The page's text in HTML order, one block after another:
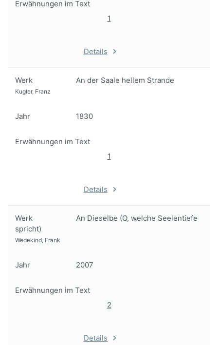
Erwähnungen im Text
1
Details
Werk An der Saale hellem Strande
Kugler, Franz
Jahr 1830
Erwähnungen im Text
1
Details
Werk
An Dieselbe (O, welche Seelentiefe
spricht)
Wedekind, Frank
Jahr 2007
Erwähnungen im Text
2
Details